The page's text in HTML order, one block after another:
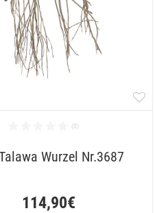
Wurzel Nr.3687
114,90€